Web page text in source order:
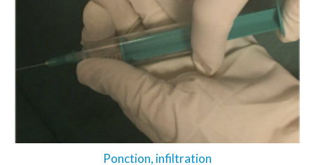
Ponction, infiltration